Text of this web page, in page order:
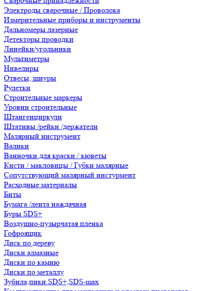
Электроды сварочные / Проволока
Измерительные приборы и инструменты
Дальномеры лазерные
Детекторы проводки
Линейки/угольники
Мультиметры
Нивелиры
Отвесы, шнуры
Рулетки
Строительные маркеры
Уровни строительные
Штангенциркули
Штативы /рейки /держатели
Малярный инструмент
Валики
Ванночки для краски / кюветы
Кисти / макловицы / Губки малярные
Сопутствующий малярный инстурмент
Расходные материалы
Биты
Бумага /лента наждачная
Буры SDS+
Воздушно-пузырчатая пленка
Гофроящик
Диск по дереву
Диски алмазные
Диски по камню
Диски по металлу
Зубила,пики SDS+,SDS-max